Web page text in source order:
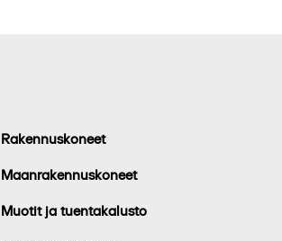
Rakennuskoneet
Maanrakennuskoneet
Muotit ja tuentakalusto